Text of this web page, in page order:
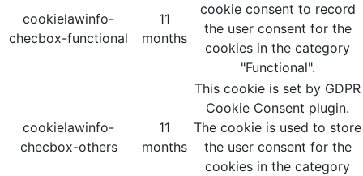
cookielawinfo-
checbox-functional
11
months
cookie consent to record
the user consent for the
cookies in the category
"Functional".
cookielawinfo-
checbox-others
11
months
This cookie is set by GDPR
Cookie Consent plugin.
The cookie is used to store
the user consent for the
cookies in the category